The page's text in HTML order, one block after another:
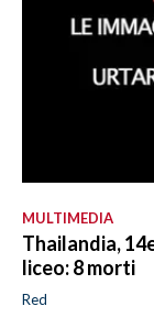
MULTIMEDIA
Thailandia,
liceo: 8 morti
Red